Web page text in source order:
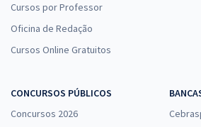
TRF 1ª Região - Tribunal Regional
Conhecimentos Específicos para o Cargo
Economize R$ 69,98
Comprar
Cursos por Professor
Oficina de Redação
Cursos Online Gratuitos
CONCURSOS PÚBLICOS
Concursos 2026